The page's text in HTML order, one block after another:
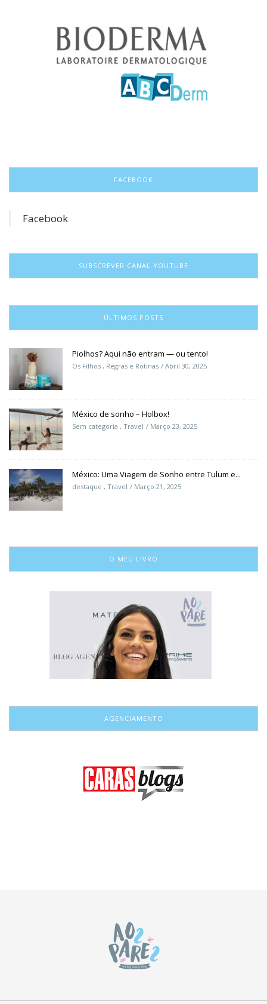
FACEBOOK
Facebook
SUBSCREVER CANAL YOUTUBE
ÚLTIMOS POSTS
Piolhos? Aqui não entram — ou tento!
Os Filhos , Regras e Rotinas Abril 30, 2025
México de sonho – Holbox!
Sem categoria , Travel Março 23, 2025
México: Uma Viagem de Sonho entre Tulum e...
destaque , Travel Março 21, 2025
O MEU LIVRO
AGENCIAMENTO